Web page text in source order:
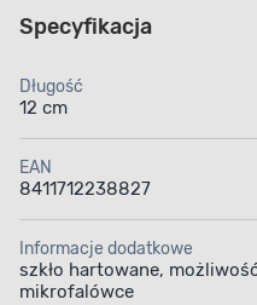
Specyfikacja
Długość
12 cm
EAN
8411712238827
Informacje dodatkowe
szkło hartowane,
mikrofalówce